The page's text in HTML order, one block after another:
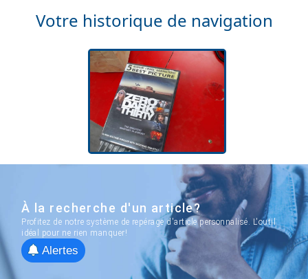
Votre historique de navigation
À la recherche d'un article?
Profitez de notre système de repérage d'article personnalisé. L'outil
idéal pour ne rien manquer!
Alertes